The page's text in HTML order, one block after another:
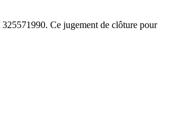
Ce jugement de clôture pour